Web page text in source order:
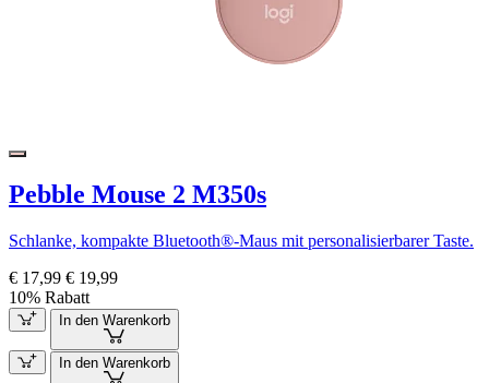
Pebble Mouse 2 M350s
Schlanke, kompakte Bluetooth®-Maus mit personalisierbarer Taste.
€ 17,99 € 19,99
10% Rabatt
In den Warenkorb
In den Warenkorb